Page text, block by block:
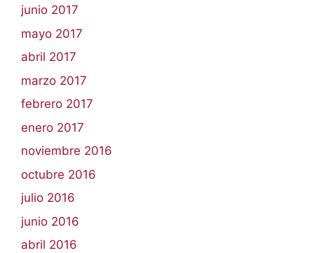
junio 2017
mayo 2017
abril 2017
marzo 2017
febrero 2017
enero 2017
noviembre 2016
octubre 2016
julio 2016
junio 2016
abril 2016